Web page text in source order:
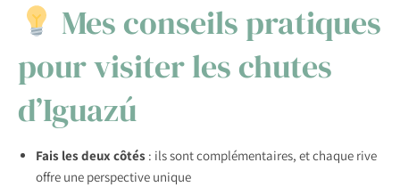
Mes conseils pratiques
pour visiter les chutes
d’Iguazú
Fais les deux côtés : ils sont complémentaires, et chaque rive
offre une perspective unique